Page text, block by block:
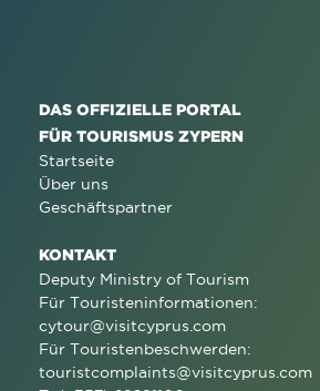
DAS OFFIZIELLE PORTAL
FÜR TOURISMUS ZYPERN
Startseite
Über uns
Geschäftspartner
KONTAKT
Deputy Ministry of Tourism
Für Touristeninformationen:
cytour@visitcyprus.com
Für Touristenbeschwerden:
touristcomplaints@visitcyprus.com